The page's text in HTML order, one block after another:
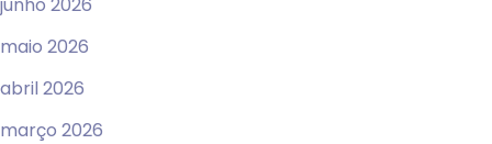
maio 2026
abril 2026
março 2026